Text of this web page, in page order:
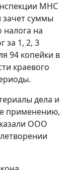
МНС
зачет суммы
налога на
за 1, 2, 3
94 копейки в
краевого
дела и
применению,
ООО